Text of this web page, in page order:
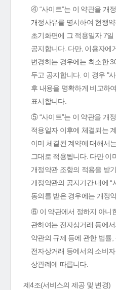
④ “사이트”는 이 약관을 개
개정사유를 명시하여 현행
초기화면에 그 적용일자 7
공지합니다. 다만, 이용자에
변경하는 경우에는 최소한
두고 공지합니다. 이 경우 "
후 내용을 명확하게 비교하
표시합니다.
⑤ “사이트”는 이 약관을 개
적용일자 이후에 체결되는
이미 체결된 계약에 대해서
그대로 적용됩니다. 다만 이
개정약관 조항의 적용을 받
개정약관의 공지기간 내에 “
동의를 받은 경우에는 개정
⑥ 이 약관에서 정하지 아니
관하여는 전자상거래 등에
약관의 규제 등에 관한 법률
전자상거래 등에서의 소비
상관례에 따릅니다.
제4조(서비스의 제공 및 변경)